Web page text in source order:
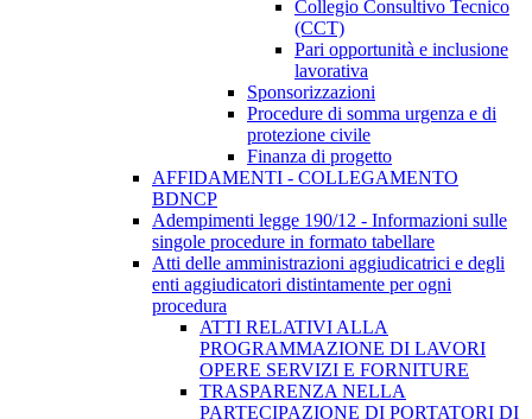
Collegio Consultivo Tecnico
(CCT)
Pari opportunità e inclusione
lavorativa
Sponsorizzazioni
Procedure di somma urgenza e di
protezione civile
Finanza di progetto
AFFIDAMENTI - COLLEGAMENTO
BDNCP
Adempimenti legge 190/12 - Informazioni sulle
singole procedure in formato tabellare
Atti delle amministrazioni aggiudicatrici e degli
enti aggiudicatori distintamente per ogni
procedura
ATTI RELATIVI ALLA
PROGRAMMAZIONE DI LAVORI
OPERE SERVIZI E FORNITURE
TRASPARENZA NELLA
PARTECIPAZIONE DI PORTATORI DI